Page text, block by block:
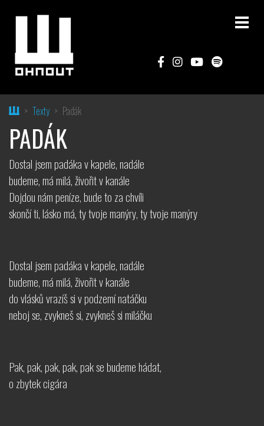
HomeTexty Padák
PADÁK
Dostal jsem padáka v kapele, nadále
budeme, má milá, živořit v kanále
Dojdou nám peníze, bude to za chvíli
skončí ti, lásko má, ty tvoje manýry, ty tvoje manýry
Dostal jsem padáka v kapele, nadále
budeme, má milá, živořit v kanále
do vlásků vrazíš si v podzemí natáčku
neboj se, zvykneš si, zvykneš si miláčku
Pak, pak, pak, pak, pak se budeme hádat,
o zbytek cigára